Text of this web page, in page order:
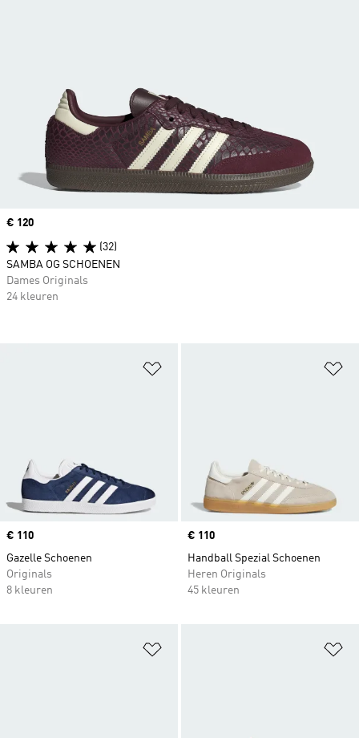
Price
€ 110
Gazelle Schoenen
Originals
8 kleuren
Price
€ 110
Handball Spezial Schoenen
Heren Originals
45 kleuren
Price
€ 120
(32)
SAMBA OG SCHOENEN
Dames Originals
24 kleuren